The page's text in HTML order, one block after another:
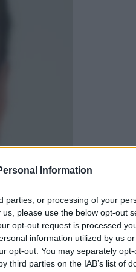
Information
parties, or processing of your
please use the below opt-out
opt-out request is processed
information utilized by us
opt-out. You may separately
third parties on the IAB’s list of
mai multe tipuri de
de șomaj, vor fi